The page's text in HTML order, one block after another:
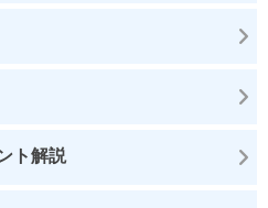
ト解説